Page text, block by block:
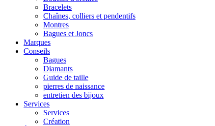
Bracelets
Chaînes, colliers et pendentifs
Montres
Bagues et Joncs
Marques
Conseils
Bagues
Diamants
Guide de taille
pierres de naissance
entretien des bijoux
Services
Services
Création